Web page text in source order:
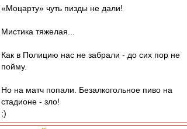
«Моцарту» чуть пизды не дали!
Мистика тяжелая...
Как в Полицию нас не забрали - до сих пор не
пойму.
Но на матч попали. Безалкогольное пиво на
стадионе - зло!
;)